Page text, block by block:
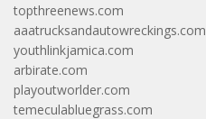
topthreenews.com
aaatrucksandautowreckings.com
youthlinkjamica.com
arbirate.com
playoutworlder.com
temeculabluegrass.com